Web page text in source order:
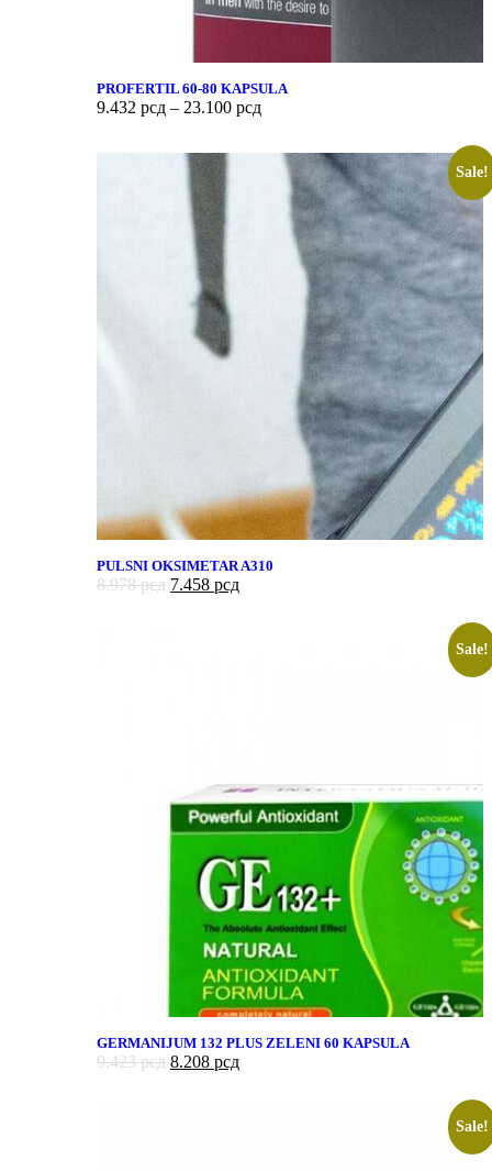
PROFERTIL 60-80 KAPSULA
9.432 рсд – 23.100 рсд
Sale!
PULSNI OKSIMETAR A310
8.978рсд 7.458 рсд
Sale!
GERMANIJUM 132 PLUS ZELENI 60 KAPSULA
9.423рсд 8.208 рсд
Sale!